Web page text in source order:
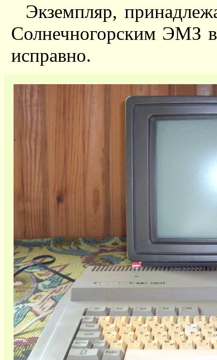
Экземпляр,
Солнечногорским ЭМЗ
исправно.